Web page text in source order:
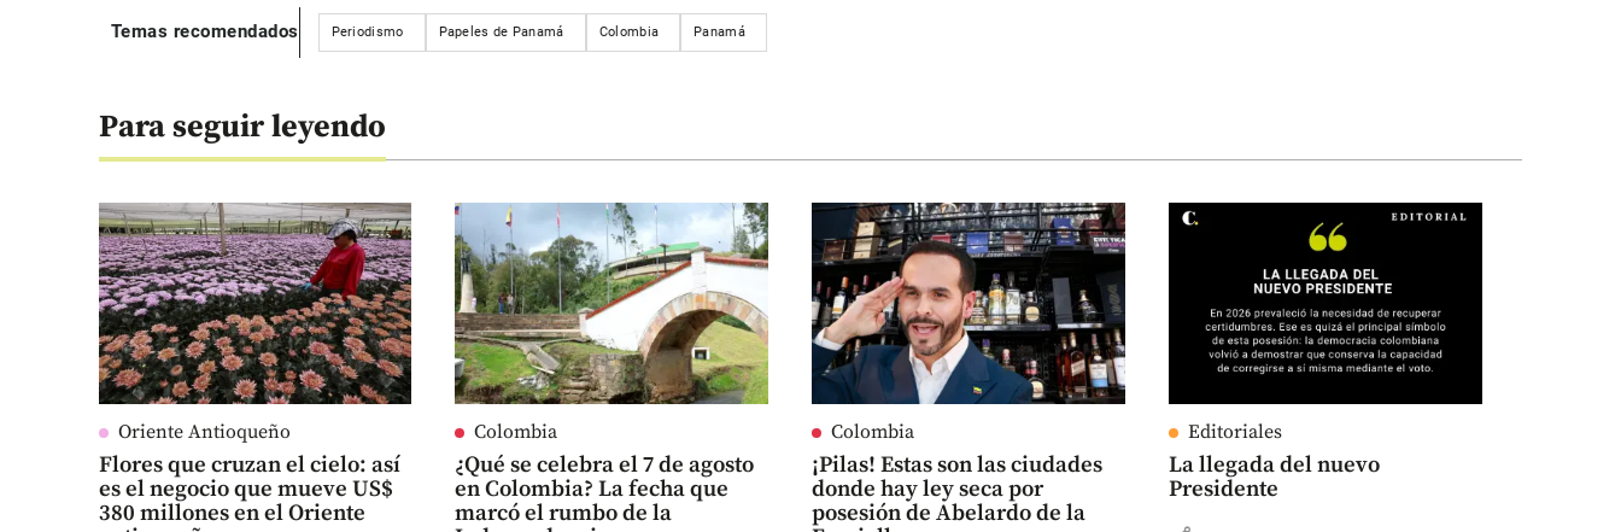
Temas recomendados Periodismo Papeles de Panamá Colombia Panamá
Para seguir leyendo
Oriente Antioqueño
Flores que cruzan el cielo: así
es el negocio que mueve US$
380 millones en el Oriente
Colombia
¿Qué se celebra el 7 de agosto
en Colombia? La fecha que
marcó el rumbo de la
Colombia
¡Pilas! Estas son las ciudades
donde hay ley seca por
posesión de Abelardo de la
Editoriales
La llegada del nuevo
Presidente